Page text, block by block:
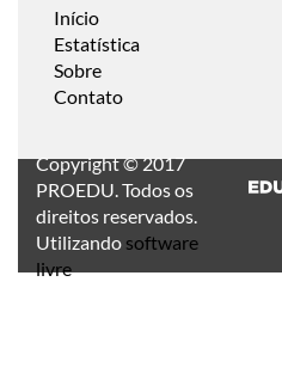
Início
Estatística
Sobre
Contato
Copyright © 2017
PROEDU. Todos os
direitos reservados.
Utilizando software
livre.